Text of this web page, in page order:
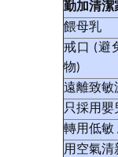
勤加清潔
餵母乳
戒口 (避
物)
遠離致敏
只採用
轉用低敏
用空氣清